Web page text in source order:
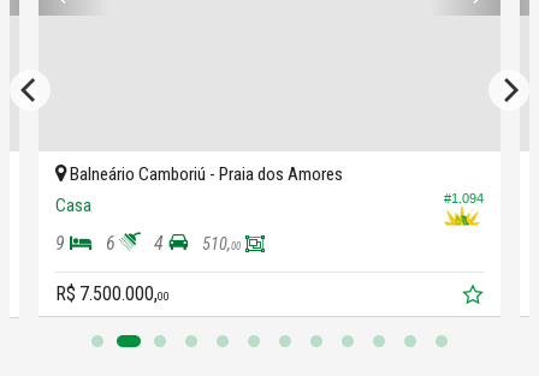
#1.094
Balneário Camboriú - Praia dos Amores
Casa
9 6 4 510,00
R$ 7.500.000,00